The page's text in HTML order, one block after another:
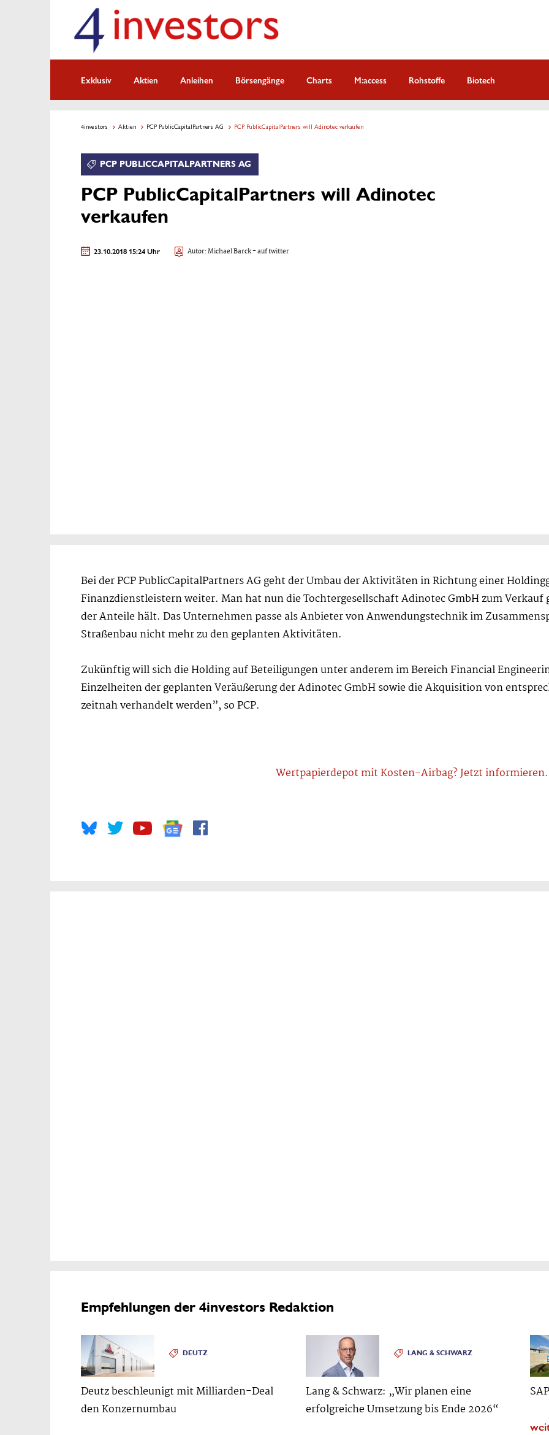
Exklusiv Aktien Anleihen Börsengänge Charts M:access Rohstoffe Biotech
4investors Aktien PCP PublicCapitalPartners AG PCP PublicCapitalPartners will Adinotec verkaufen
PCP PUBLICCAPITALPARTNERS AG
PCP PublicCapitalPartners will Adinotec
verkaufen
23.10.2018 15:24 Uhr Autor:Michael Barck- auf twitter
Bei der PCP PublicCapitalPartners AG geht der Umbau der Aktivitäten in Richtung einer
Finanzdienstleistern weiter. Man hat nun die Tochtergesellschaft Adinotec GmbH zum Verkauf
der Anteile hält. Das Unternehmen passe als Anbieter von Anwendungstechnik im
Straßenbau nicht mehr zu den geplanten Aktivitäten.
Zukünftig will sich die Holding auf Beteiligungen unter anderem im Bereich Financial
Einzelheiten der geplanten Veräußerung der Adinotec GmbH sowie die Akquisition von
zeitnah verhandelt werden”, so PCP.
Wertpapierdepot mit Kosten-Airbag? Jetzt informieren.
Empfehlungen der 4investors Redaktion
DEUTZ
Deutz beschleunigt mit Milliarden-Deal
den Konzernumbau
LANG & SCHWARZ
Lang & Schwarz: „Wir planen eine
erfolgreiche Umsetzung bis Ende 2026“